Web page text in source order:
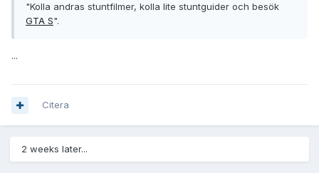
"Kolla andras stuntfilmer, kolla lite stuntguider och besök
GTA S".
...
Citera
2 weeks later...